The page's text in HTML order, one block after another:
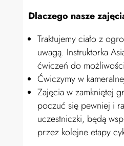
Dlaczego nasze
Traktujemy ciało z
uwagą. Instruktorka
ćwiczeń do
Ćwiczymy w
Zajęcia w zamkniętej
poczuć się pewniej i
uczestniczki, będą
przez kolejne etapy